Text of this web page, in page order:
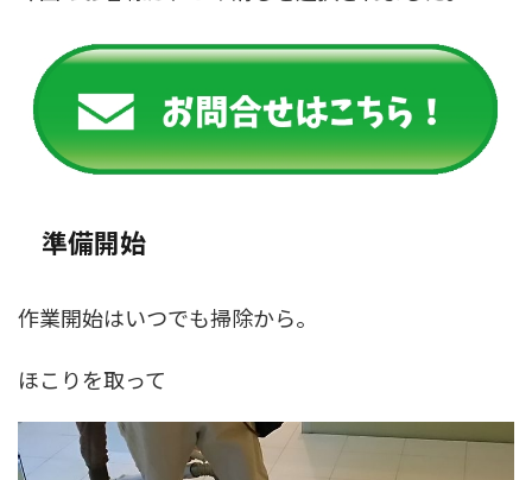
準備開始
作業開始はいつでも掃除から。
ほこりを取って